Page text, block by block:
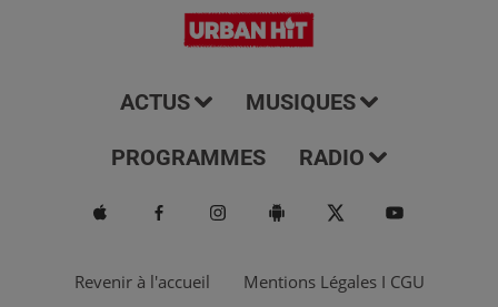
ACTUS MUSIQUES
PROGRAMMES RADIO
Revenir à l'accueil Mentions Légales I CGU